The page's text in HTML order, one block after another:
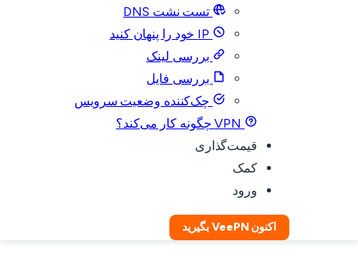
تست نشت DNS
IP خود را پنهان کنید
بررسی لینک
بررسی فایل
چک‌کننده وضعیت سرویس
VPN چگونه کار می‌کند؟
قیمت‌گذاری
کمک
ورود
اکنون VeePN بگیرید